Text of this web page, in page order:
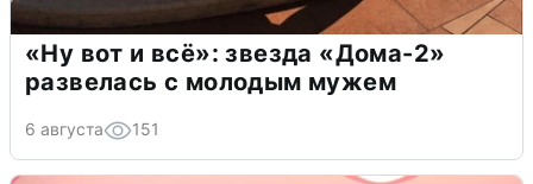
«Ну вот и всё»: звезда «Дома-2»
развелась с молодым мужем
6 августа 151